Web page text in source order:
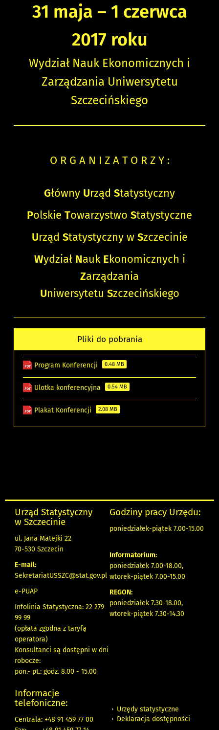
31 maja – 1 czerwca
2017 roku
Wydział Nauk Ekonomicznych i
Zarządzania Uniwersytetu
Szczecińskiego
O R G A N I Z A T O R Z Y :
Główny Urząd Statystyczny
Polskie Towarzystwo Statystyczne
Urząd Statystyczny w Szczecinie
Wydział Nauk Ekonomicznych i
Zarządzania
Uniwersytetu Szczecińskiego
Pliki do pobrania
Program Konferencji 0.48 MB
Ulotka konferencyjna 0.54 MB
Plakat Konferencji 2.08 MB
Urząd Statystyczny
w Szczecinie
ul. Jana Matejki 22
70-530 Szczecin
E-mail:
SekretariatUSSZC@stat.gov.pl
e-PUAP
Infolinia Statystyczna: 22 279
99 99
(opłata zgodna z taryfą
operatora)
Konsultanci są dostępni w dni
robocze:
pon.- pt.: godz. 8.00 - 15.00
Godziny pracy Urzędu:
poniedziałek-piątek 7.00-15.00
Informatorium:
poniedziałek 7.00-18.00,
wtorek-piątek 7.00-15.00
REGON:
poniedziałek 7.30-18.00,
wtorek-piątek 7.30-14.30
Informacje
telefoniczne:
Centrala: +48 91 459 77 00
Urzędy statystyczne
Deklaracja dostępności